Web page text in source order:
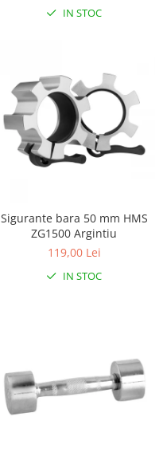
IN STOC
Sigurante bara 50 mm HMS
ZG1500 Argintiu
119,00 Lei
IN STOC